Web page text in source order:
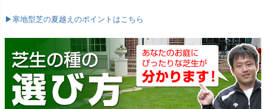
▶寒地型芝の夏越えのポイントはこちら